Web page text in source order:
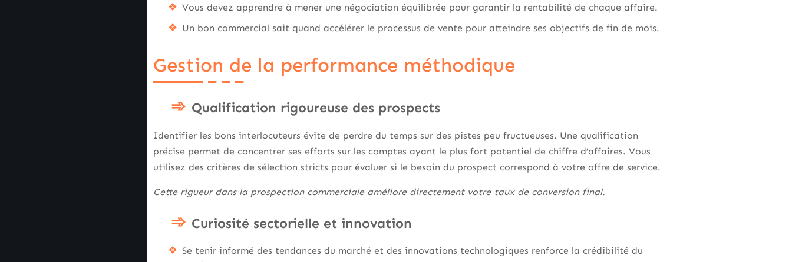
Vous devez apprendre à mener une négociation équilibrée pour garantir la rentabilité de chaque affaire.
Un bon commercial sait quand accélérer le processus de vente pour atteindre ses objectifs de fin de mois.
Gestion de la performance méthodique
Qualification rigoureuse des prospects
Identifier les bons interlocuteurs évite de perdre du temps sur des pistes peu fructueuses. Une qualification
précise permet de concentrer ses efforts sur les comptes ayant le plus fort potentiel de chiffre d’affaires. Vous
utilisez des critères de sélection stricts pour évaluer si le besoin du prospect correspond à votre offre de service.
Cette rigueur dans la prospection commerciale améliore directement votre taux de conversion final.
Curiosité sectorielle et innovation
Se tenir informé des tendances du marché et des innovations technologiques renforce la crédibilité du